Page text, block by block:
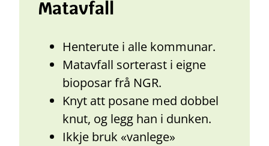
Matavfall
Henterute i alle kommunar.
Matavfall sorterast i eigne
bioposar frå NGR.
Knyt att posane med dobbel
knut, og legg han i dunken.
Ikkje bruk «vanlege»